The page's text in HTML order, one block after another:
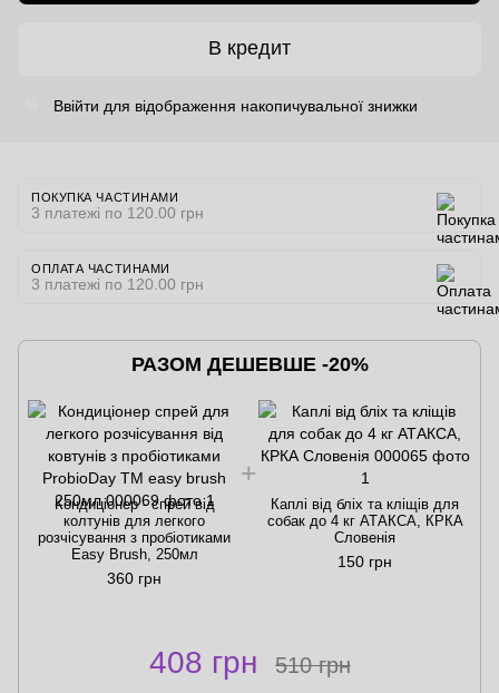
В кредит
Ввійти для відображення накопичувальної знижки
ПОКУПКА ЧАСТИНАМИ
3 платежі по 120.00 грн
ОПЛАТА ЧАСТИНАМИ
3 платежі по 120.00 грн
РАЗОМ ДЕШЕВШЕ -20%
Кондиціонер - спрей від
колтунів для легкого
розчісування з пробіотиками
Easy Brush, 250мл
360 грн
Каплі від бліх та кліщів для
собак до 4 кг АТАКСА, КРКА
Словенія
150 грн
408 грн 510 грн